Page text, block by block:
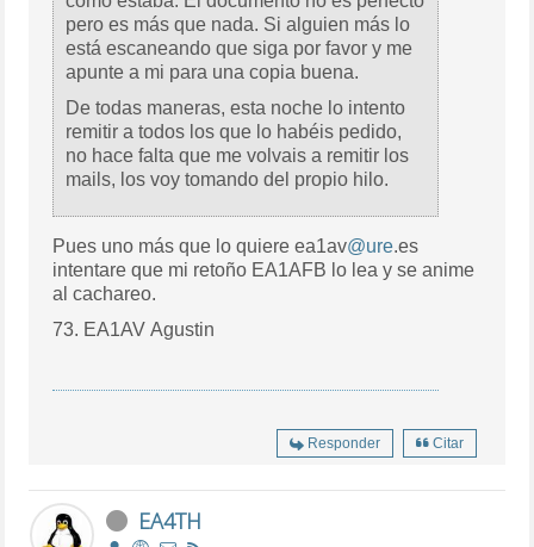
pero es más que nada. Si alguien más lo
está escaneando que siga por favor y me
apunte a mi para una copia buena.
De todas maneras, esta noche lo intento
remitir a todos los que lo habéis pedido,
no hace falta que me volvais a remitir los
mails, los voy tomando del propio hilo.
Pues uno más que lo quiere ea1av@ure.es
intentare que mi retoño EA1AFB lo lea y se anime
al cachareo.
73. EA1AV Agustin
Responder Citar
EA4TH